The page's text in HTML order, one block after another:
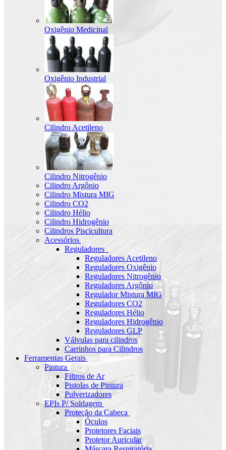
Oxigênio Medicinal
Oxigênio Industrial
Cilindro Acetileno
Cilindro Nitrogênio
Cilindro Argônio
Cilindro Mistura MIG
Cilindro CO2
Cilindro Hélio
Cilindro Hidrogênio
Cilindros Piscicultura
Acessórios
Reguladores
Reguladores Acetileno
Reguladores Oxigênio
Reguladores Nitrogênio
Reguladores Argônio
Regulador Mistura MIG
Reguladores CO2
Reguladores Hélio
Reguladores Hidrogênio
Reguladores GLP
Válvulas para cilindros
Carrinhos para Cilindros
Ferramentas Gerais
Pintura
Filtros de Ar
Pistolas de Pintura
Pulverizadores
EPIs P/ Soldagem
Proteção da Cabeça
Óculos
Protetores Faciais
Protetor Auricular